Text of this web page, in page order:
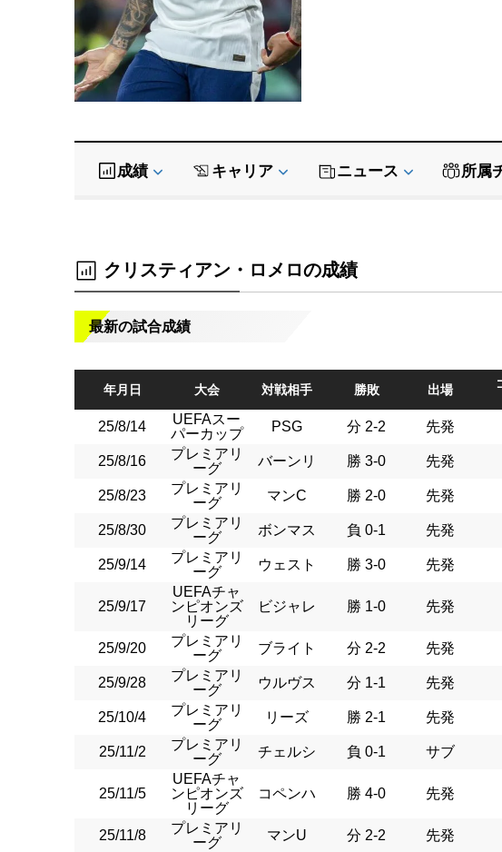
成績 キャリア ニュース 所属
クリスティアン・ロメロの成績
最新の試合成績
年月日 大会 対戦相手 勝敗 出場
25/8/14
UEFAスー
パーカップ
PSG 分 2-2 先発
25/8/16
プレミアリ
ーグ
バーンリ 勝 3-0 先発
25/8/23
プレミアリ
ーグ
マンC 勝 2-0 先発
25/8/30
プレミアリ
ーグ
ボンマス 負 0-1 先発
25/9/14
プレミアリ
ーグ
ウェスト 勝 3-0 先発
25/9/17
UEFAチャ
ンピオンズ
リーグ
ビジャレ 勝 1-0 先発
25/9/20
プレミアリ
ーグ
ブライト 分 2-2 先発
25/9/28
プレミアリ
ーグ
ウルヴス 分 1-1 先発
25/10/4
プレミアリ
ーグ
リーズ 勝 2-1 先発
25/11/2
プレミアリ
ーグ
チェルシ 負 0-1 サブ
25/11/5
UEFAチャ
ンピオンズ
リーグ
コペンハ 勝 4-0 先発
25/11/8
プレミアリ
ーグ
マンU 分 2-2 先発